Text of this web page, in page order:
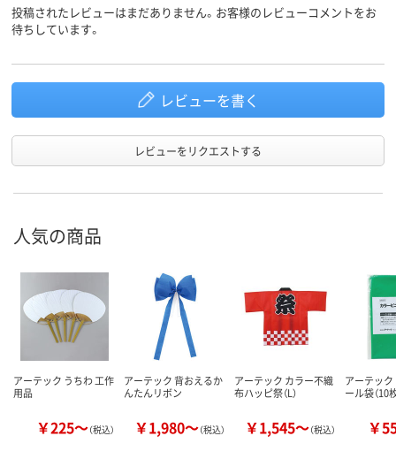
投稿されたレビューはまだありません。お客様のレビューコメントをお
待ちしています。
レビューを書く
レビューをリクエストする
人気の商品
アーテック うちわ 工作
用品
￥225～（税込）
アーテック 背おえるか
んたんリボン
￥1,980～（税込）
アーテック カラー不織
布ハッピ祭（L）
￥1,545～（税込）
アーテッ
ール袋（10
￥